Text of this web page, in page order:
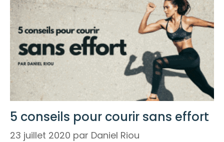
5 conseils pour courir sans effort
23 juillet 2020 par Daniel Riou